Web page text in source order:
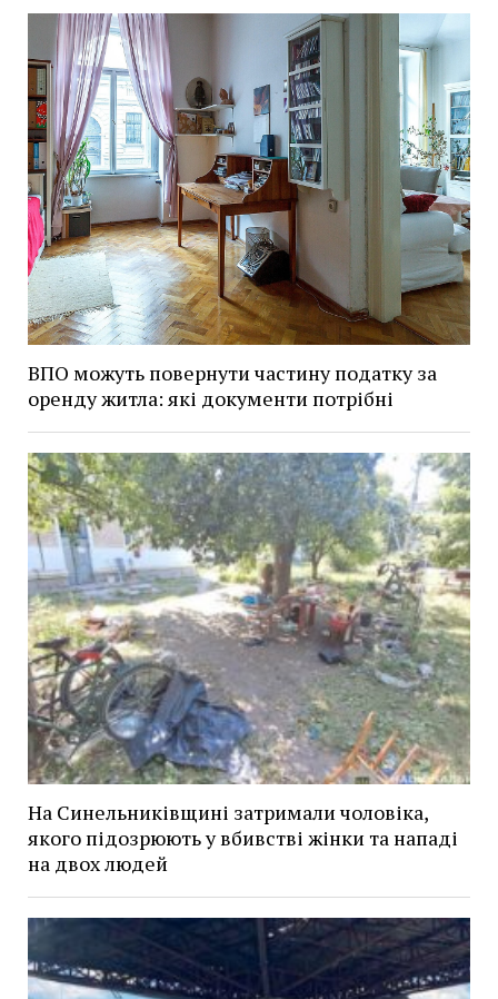
ВПО можуть повернути частину податку за
оренду житла: які документи потрібні
На Синельниківщині затримали чоловіка,
якого підозрюють у вбивстві жінки та нападі
на двох людей